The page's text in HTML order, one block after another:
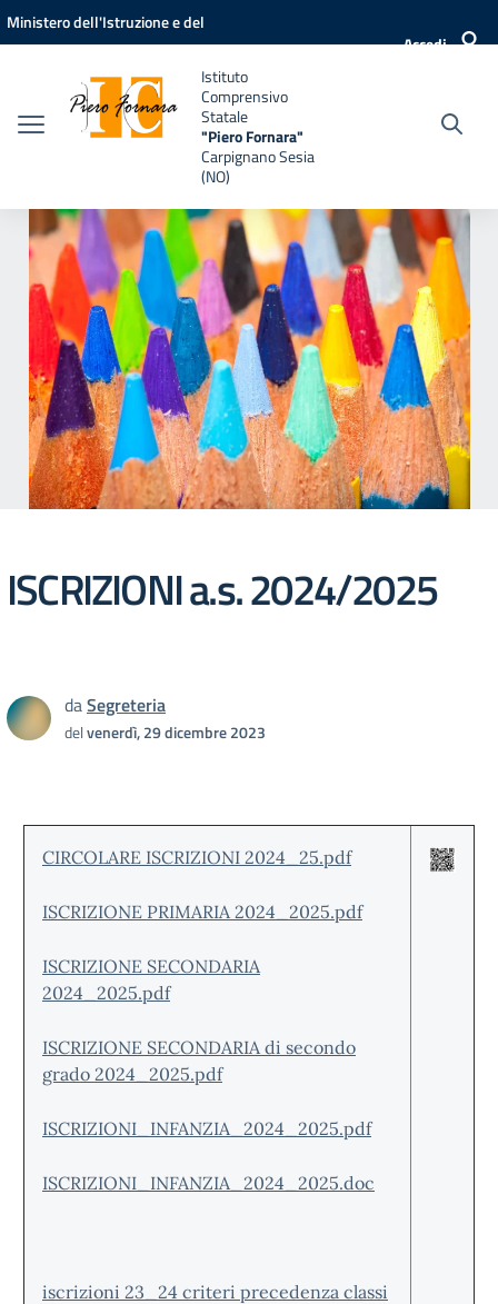
Vai ai contenuti
Vai al menu di navigazione
Vai al footer
Ministero dell'Istruzione e del
Accedi
Istituto
Comprensivo
Statale
"Piero Fornara"
Carpignano Sesia
(NO)
ISCRIZIONI a.s. 2024/2025
daSegreteria
delvenerdì, 29 dicembre 2023
CIRCOLARE ISCRIZIONI 2024_25.pdf
ISCRIZIONE PRIMARIA 2024_2025.pdf
ISCRIZIONE SECONDARIA
2024_2025.pdf
ISCRIZIONE SECONDARIA di secondo
grado 2024_2025.pdf
ISCRIZIONI_INFANZIA_2024_2025.pdf
ISCRIZIONI_INFANZIA_2024_2025.doc
iscrizioni 23_24 criteri precedenza classi